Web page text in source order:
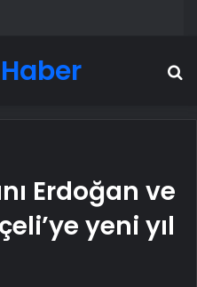
Erdoğan ve
yeni yıl